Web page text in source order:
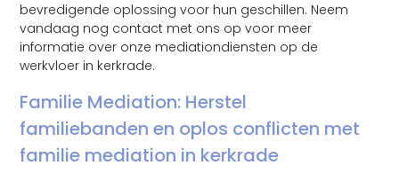
bevredigende oplossing voor hun geschillen. Neem
vandaag nog contact met ons op voor meer
informatie over onze mediationdiensten op de
werkvloer in kerkrade.
Familie Mediation: Herstel
familiebanden en oplos conflicten met
familie mediation in kerkrade